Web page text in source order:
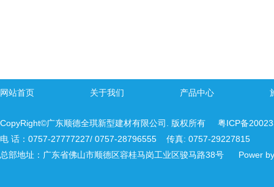
网站首页 关于我们 产品中心
CopyRight©广东顺德全琪新型建材有限公司. 版权所有 粤ICP备
电 话：0757-27777227/ 0757-28796555 传真: 0757-29227815
总部地址：广东省佛山市顺德区容桂马岗工业区骏马路38号 Power